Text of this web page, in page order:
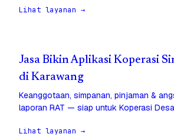
Lihat layanan →
Jasa Bikin Aplikasi Koperasi
di Karawang
Keanggotaan, simpanan, pinjaman &
laporan RAT — siap untuk Koperasi
Lihat layanan →